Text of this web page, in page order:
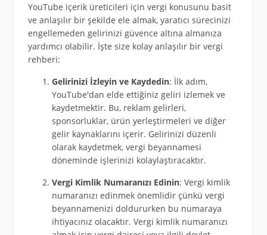
YouTube içerik üreticileri için vergi konusunu basit
ve anlaşılır bir şekilde ele almak, yaratıcı sürecinizi
engellemeden gelirinizi güvence altına almanıza
yardımcı olabilir. İşte size kolay anlaşılır bir vergi
rehberi:
Gelirinizi İzleyin ve Kaydedin: İlk adım,
YouTube'dan elde ettiğiniz geliri izlemek ve
kaydetmektir. Bu, reklam gelirleri,
sponsorluklar, ürün yerleştirmeleri ve diğer
gelir kaynaklarını içerir. Gelirinizi düzenli
olarak kaydetmek, vergi beyannamesi
döneminde işlerinizi kolaylaştıracaktır.
Vergi Kimlik Numaranızı Edinin: Vergi kimlik
numaranızı edinmek önemlidir çünkü vergi
beyannamenizi doldururken bu numaraya
ihtiyacınız olacaktır. Vergi kimlik numaranızı